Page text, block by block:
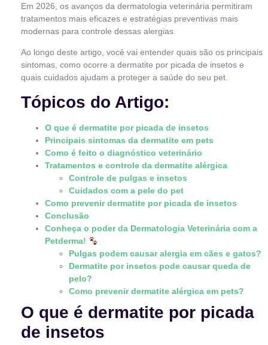
Em 2026, os avanços da dermatologia veterinária permitiram
tratamentos mais eficazes e estratégias preventivas mais
modernas para controle dessas alergias.
Ao longo deste artigo, você vai entender quais são os principais
sintomas, como ocorre a dermatite por picada de insetos e
quais cuidados ajudam a proteger a saúde do seu pet.
Tópicos do Artigo:
O que é dermatite por picada de insetos
Principais sintomas da dermatite em pets
Como é feito o diagnóstico veterinário
Tratamentos e controle da dermatite alérgica
Controle de pulgas e insetos
Cuidados com a pele do pet
Como prevenir dermatite por picada de insetos
Conclusão
Conheça o poder da Dermatologia Veterinária com a
Petderma!
Pulgas podem causar alergia em cães e gatos?
Dermatite por insetos pode causar queda de
pelo?
Como prevenir dermatite alérgica em pets?
O que é dermatite por picada
de insetos